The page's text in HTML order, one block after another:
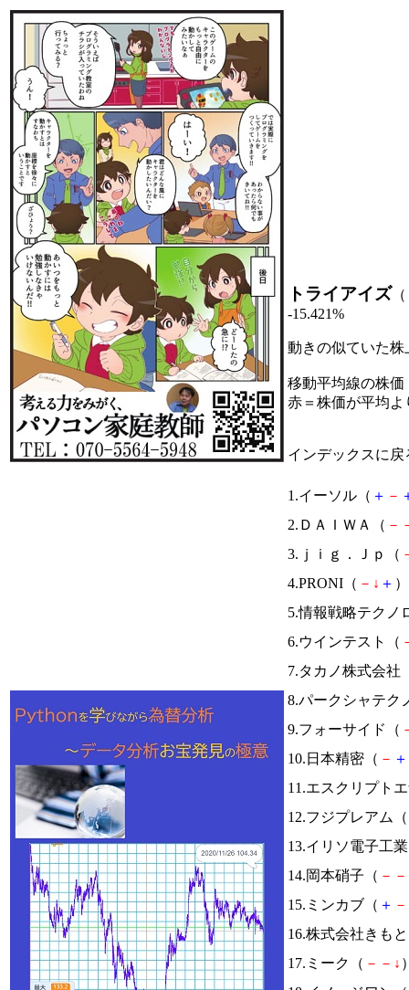
トライアイズ （
-15.421%
動きの似ていた
移動平均線の株価
赤＝株価が平均
インデックスに戻
1.イーソル（ ＋ －
2.ＤＡＩＷＡ（ －
3.ｊｉｇ．Ｊｐ（
4.PRONI（ － ↓ ＋
5.情報戦略テクノ
6.ウインテスト（
7.タカノ株式会社
8.パークシャテク
9.フォーサイド（
10.日本精密（ － ＋
11.エスクリプト
12.フジプレアム（
13.イリソ電子工
14.岡本硝子（ － －
15.ミンカブ（ ＋ －
16.株式会社きも
17.ミーク（ － － ↓